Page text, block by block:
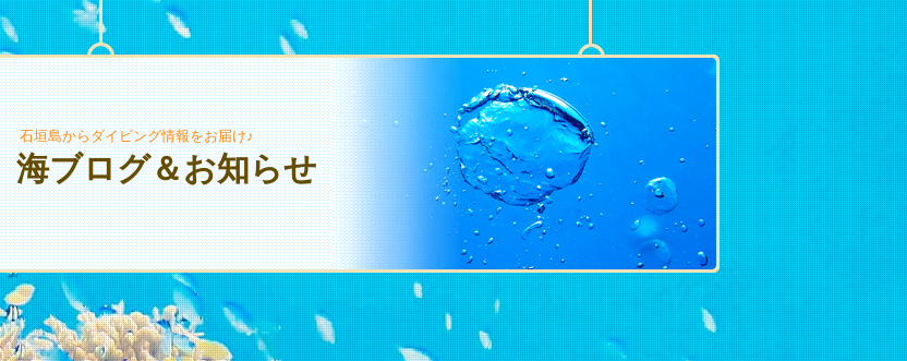
石垣島からダイビング情報をお届け♪
海ブログ＆お知らせ